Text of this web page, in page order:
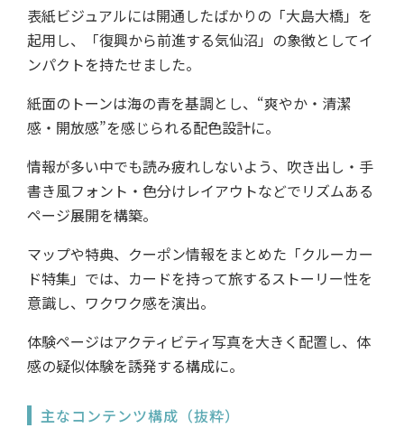
表紙ビジュアルには開通したばかりの「大島大橋」を
起用し、「復興から前進する気仙沼」の象徴としてイ
ンパクトを持たせました。
紙面のトーンは海の青を基調とし、“爽やか・清潔
感・開放感”を感じられる配色設計に。
情報が多い中でも読み疲れしないよう、吹き出し・手
書き風フォント・色分けレイアウトなどでリズムある
ページ展開を構築。
マップや特典、クーポン情報をまとめた「クルーカー
ド特集」では、カードを持って旅するストーリー性を
意識し、ワクワク感を演出。
体験ページはアクティビティ写真を大きく配置し、体
感の疑似体験を誘発する構成に。
主なコンテンツ構成（抜粋）